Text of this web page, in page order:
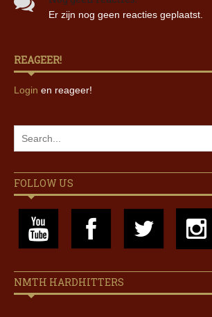
Er zijn nog geen reacties geplaatst.
REAGEER!
Login en reageer!
FOLLOW US
NMTH HARDHITTERS